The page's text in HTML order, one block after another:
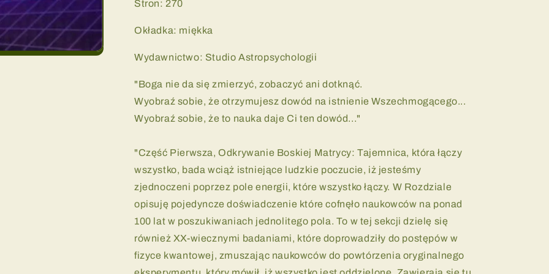
Stron: 270
Okładka: miękka
Wydawnictwo: Studio Astropsychologii
"Boga nie da się zmierzyć, zobaczyć ani dotknąć.
Wyobraź sobie, że otrzymujesz dowód na istnienie Wszechmogącego...
Wyobraź sobie, że to nauka daje Ci ten dowód..."
"Część Pierwsza, Odkrywanie Boskiej Matrycy: Tajemnica, która łączy
wszystko, bada wciąż istniejące ludzkie poczucie, iż jesteśmy
zjednoczeni poprzez pole energii, które wszystko łączy. W Rozdziale
opisuję pojedyncze doświadczenie które cofnęło naukowców na ponad
100 lat w poszukiwaniach jednolitego pola. To w tej sekcji dzielę się
również XX-wiecznymi badaniami, które doprowadziły do postępów w
fizyce kwantowej, zmuszając naukowców do powtórzenia oryginalnego